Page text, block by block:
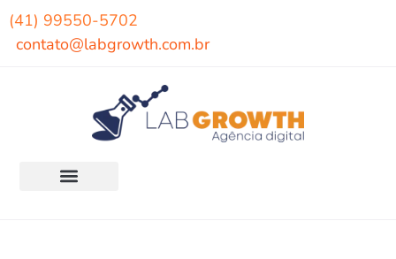
(41) 99550-5702
contato@labgrowth.com.br